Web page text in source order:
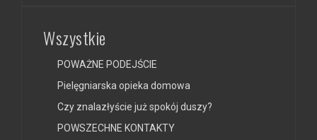
Wszystkie
POWAŻNE PODEJŚCIE
Pielęgniarska opieka domowa
Czy znalazłyście już spokój duszy?
POWSZECHNE KONTAKTY